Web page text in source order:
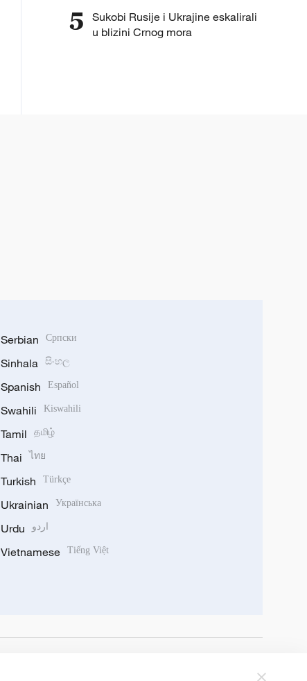
5
Sukobi Rusije i Ukrajine eskalirali
u blizini Crnog mora
Serbian Српски
Sinhala සිංහල
Spanish Español
Swahili Kiswahili
Tamil தமிழ்
Thai ไทย
Turkish Türkçe
Ukrainian Українська
Urdu اردو
Vietnamese Tiếng Việt